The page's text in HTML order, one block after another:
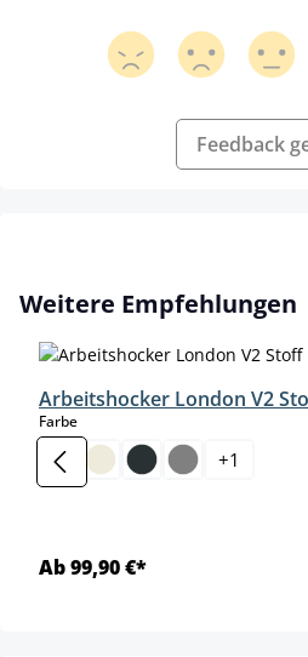
Feedback
Produktgalerie überspringen
Weitere Empfehlungen
Arbeitshocker London V2
Farbeauswählen
+1
Ab 99,90 €*